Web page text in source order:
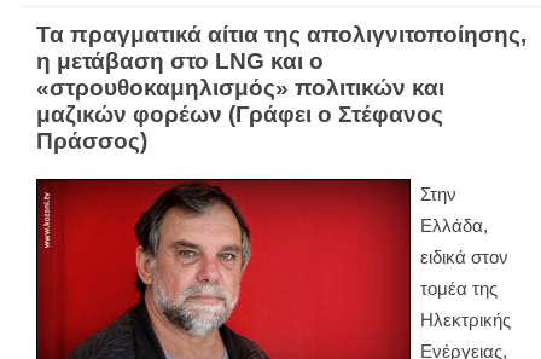
Τα πραγματικά αίτια της απολιγνιτοποίησης,
η μετάβαση στο LNG και ο
«στρουθοκαμηλισμός» πολιτικών και
μαζικών φορέων (Γράφει ο Στέφανος
Πράσσος)
Στην
Ελλάδα,
ειδικά στον
τομέα της
Ηλεκτρικής
Ενέργειας,